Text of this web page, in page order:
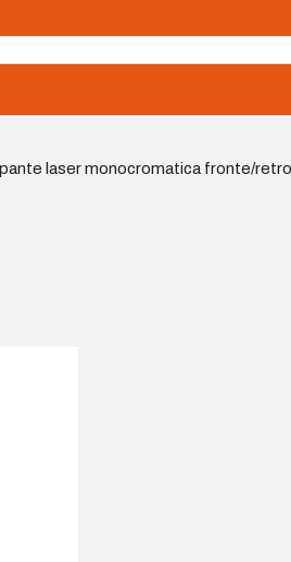
laser monocromatica fronte/